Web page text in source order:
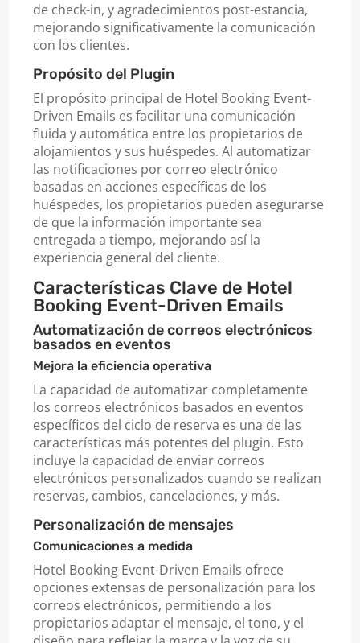
de check-in, y agradecimientos post-estancia,
mejorando significativamente la comunicación
con los clientes.
Propósito del Plugin
El propósito principal de Hotel Booking Event-
Driven Emails es facilitar una comunicación
fluida y automática entre los propietarios de
alojamientos y sus huéspedes. Al automatizar
las notificaciones por correo electrónico
basadas en acciones específicas de los
huéspedes, los propietarios pueden asegurarse
de que la información importante sea
entregada a tiempo, mejorando así la
experiencia general del cliente.
Características Clave de Hotel
Booking Event-Driven Emails
Automatización de correos electrónicos
basados en eventos
Mejora la eficiencia operativa
La capacidad de automatizar completamente
los correos electrónicos basados en eventos
específicos del ciclo de reserva es una de las
características más potentes del plugin. Esto
incluye la capacidad de enviar correos
electrónicos personalizados cuando se realizan
reservas, cambios, cancelaciones, y más.
Personalización de mensajes
Comunicaciones a medida
Hotel Booking Event-Driven Emails ofrece
opciones extensas de personalización para los
correos electrónicos, permitiendo a los
propietarios adaptar el mensaje, el tono, y el